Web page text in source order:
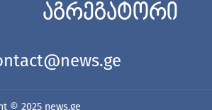
აგრეგატორი
© 2025 news.ge